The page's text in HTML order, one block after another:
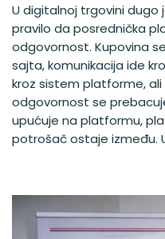
U digitalnoj trgovini dugo
pravilo da posrednička
odgovornost. Kupovina
sajta, komunikacija ide
kroz sistem platforme,
odgovornost se
upućuje na platformu,
potrošač ostaje između.